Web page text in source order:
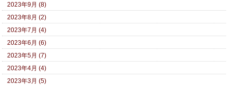
2023年9月 (8)
2023年8月 (2)
2023年7月 (4)
2023年6月 (6)
2023年5月 (7)
2023年4月 (4)
2023年3月 (5)